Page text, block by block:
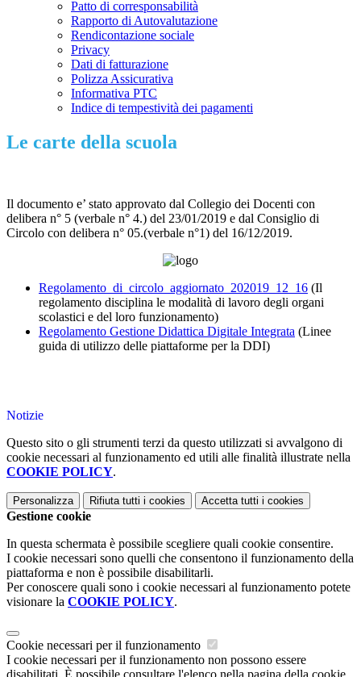
Patto di corresponsabilità
Rapporto di Autovalutazione
Rendicontazione sociale
Privacy
Dati di fatturazione
Polizza Assicurativa
Informativa PTC
Indice di tempestività dei pagamenti
Le carte della scuola
Il documento e’ stato approvato dal Collegio dei Docenti con
delibera n° 5 (verbale n° 4.) del 23/01/2019 e dal Consiglio di
Circolo con delibera n° 05.(verbale n°1) del 16/12/2019.
Regolamento_di_circolo_aggiornato_202019_12_16 (Il
regolamento disciplina le modalità di lavoro degli organi
scolastici e del loro funzionamento)
Regolamento Gestione Didattica Digitale Integrata (Linee
guida di utilizzo delle piattaforme per la DDI)
Notizie
Questo sito o gli strumenti terzi da questo utilizzati si avvalgono di
cookie necessari al funzionamento ed utili alle finalità illustrate nella
COOKIE POLICY.
Personalizza Rifiuta tutti i cookies Accetta tutti i cookies
Gestione cookie
In questa schermata è possibile scegliere quali cookie consentire.
I cookie necessari sono quelli che consentono il funzionamento della
piattaforma e non è possibile disabilitarli.
Per conoscere quali sono i cookie necessari al funzionamento potete
visionare la COOKIE POLICY.
Cookie necessari per il funzionamento
I cookie necessari per il funzionamento non possono essere